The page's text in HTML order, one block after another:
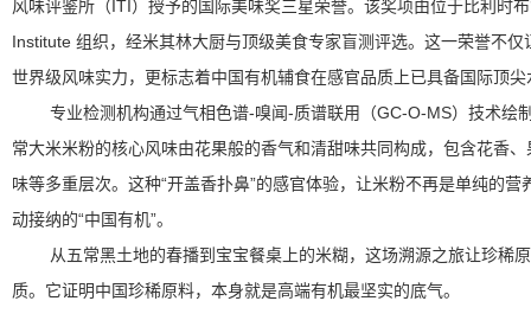
风味评鉴所（ITI）授予的国际美味奖三星荣誉。该奖项由位于比利时
Institute 组织，经米其林大厨与顶级美食专家盲测评选。这一荣誉不
世界级风味实力，更标志着中国有机辅食在感官品质上已具备国际顶尖
专业检测机构通过气相色谱-嗅闻-质谱联用（GC-O-MS）技术绘
常大米米粉的核心风味由花果般的香气和清甜味共同构成，包含花香
味等多重层次。这种“开盖香扑鼻”的感官体验，让米粉不再是单纯的
动接纳的“中国有机”。
从五常黑土地的春播到宝宝餐桌上的米糊，这场溯源之旅让珍稀
质。它证明中国珍稀原料，本身就是高端有机最坚实的底气。